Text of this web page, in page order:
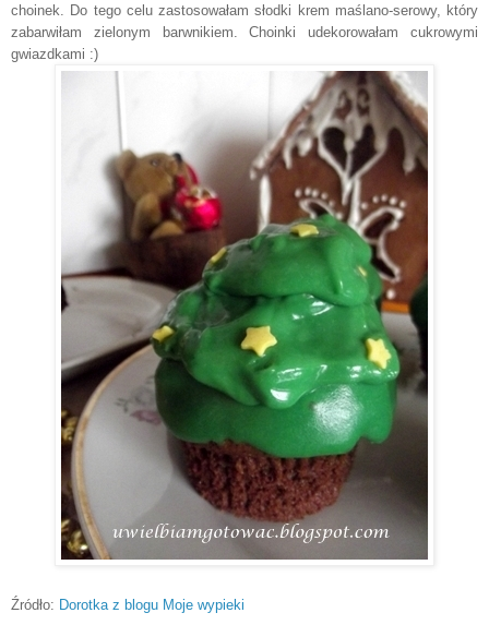
choinek. Do tego celu zastosowałam słodki krem maślano-serowy, który
zabarwiłam zielonym barwnikiem. Choinki udekorowałam cukrowymi
gwiazdkami :)
Źródło: Dorotka z blogu Moje wypieki